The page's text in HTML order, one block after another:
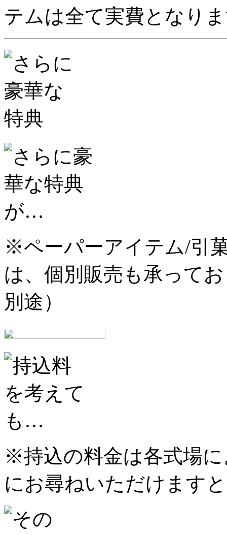
テムは全て実費となり
※ペーパーアイテム/引
は、個別販売も承って
別途）
※持込の料金は各式場
にお尋ねいただけます